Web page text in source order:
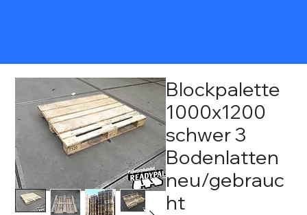
Blockpalette
1000x1200
schwer 3
Bodenlatten
neu/gebrauc
ht